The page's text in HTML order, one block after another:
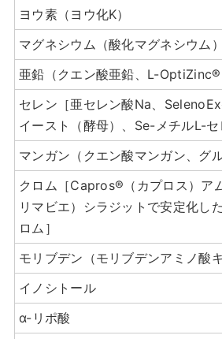
ヨウ素（ヨウ化K）
マグネシウム（酸化マグネシウム）
亜鉛（クエン酸亜鉛、L-
セレン［亜セレン酸Na、
イースト（酵母）、Se-メチルL-セ
マンガン（クエン酸マンガン、グル
クロム［Capros®（カプロス）ア
リマビエ）シラジットで安定化
ロム］
モリブデン（モリブデンアミノ酸キ
イノシトール
α-リポ酸